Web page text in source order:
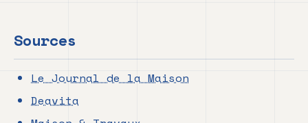
Sources
Le Journal de la Maison
Deavita